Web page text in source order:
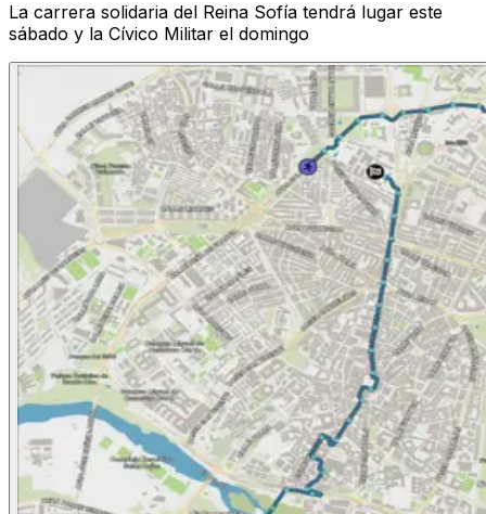
La carrera solidaria del Reina Sofía tendrá lugar este
sábado y la Cívico Militar el domingo